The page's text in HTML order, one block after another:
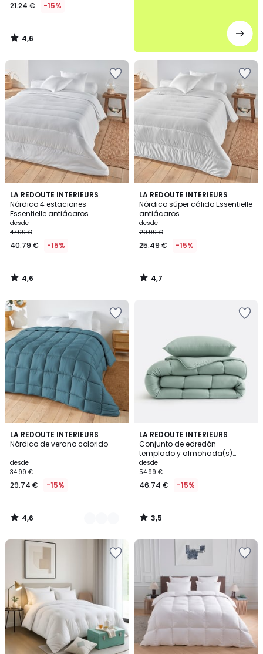
21.24 € -15%
4,6
/
LA REDOUTE INTERIEURS
Nórdico 4 estaciones
Essentielle antiácaros
desde
47.99 €
40.79 € -15%
4,6
/ 5
4,6
/
LA REDOUTE INTERIEURS
Nórdico súper cálido Essentielle
antiácaros
desde
29.99 €
25.49 € -15%
4,7
/ 5
4,7
/
LA REDOUTE INTERIEURS
Nórdico de verano colorido
desde
34.99 €
29.74 € -15%
4,6
/ 5
6
Colores
4,6
/
LA REDOUTE INTERIEURS
Conjunto de edredón
templado y almohada(s)
Color
desde
54.99 €
46.74 € -15%
3,5
/ 5
3,5
/